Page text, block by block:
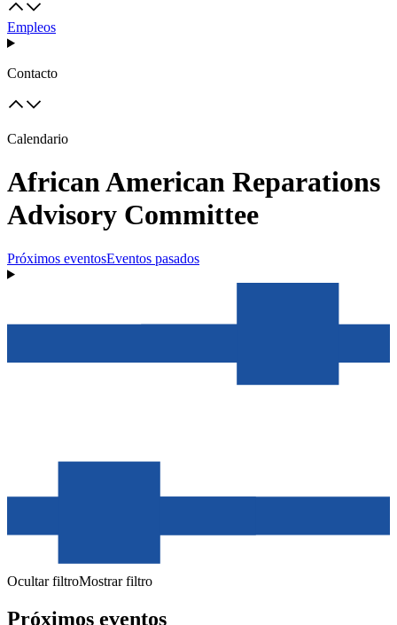
Empleos
Contacto
Calendario
African American Reparations
Advisory Committee
Próximos eventosEventos pasados
Ocultar filtroMostrar filtro
Próximos eventos